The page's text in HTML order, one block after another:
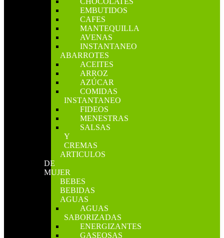
EMBUTIDOS
CAFES
MANTEQUILLA
AVENAS
INSTANTANEO
ABARROTES
ACEITES
ARROZ
AZÚCAR
COMIDAS
INSTANTANEO
FIDEOS
MENESTRAS
SALSAS
Y
CREMAS
ARTICULOS
DE
MUJER
BEBES
BEBIDAS
AGUAS
AGUAS
SABORIZADAS
ENERGIZANTES
GASEOSAS